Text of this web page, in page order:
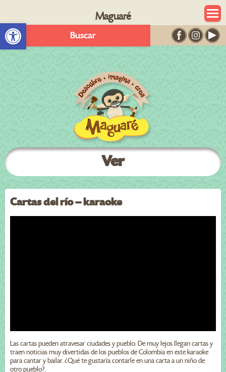
Abrir barra de herramientas
Maguaré
Buscar
Ver
Cartas del río – karaoke
Las cartas pueden atravesar ciudades y pueblo. De muy lejos llegan cartas y
traen noticias muy divertidas de los pueblos de Colombia en este karaoke
para cantar y bailar. ¿Qué te gustaría contarle en una carta a un niño de
otro pueblo?.